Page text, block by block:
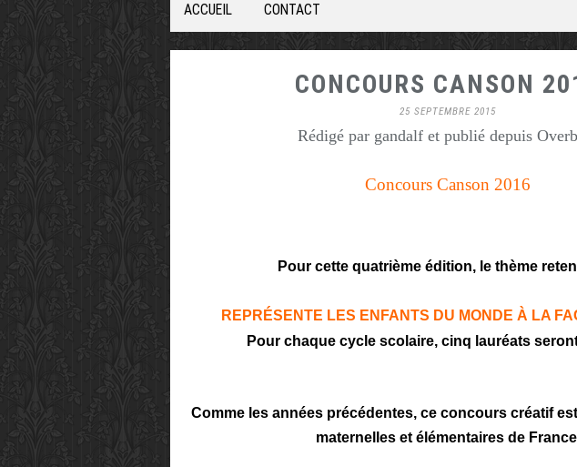
ACCUEIL CONTACT
CONCOURS CANSON
25 SEPTEMBRE 2015
Rédigé par gandalf et publié depuis
Concours Canson 2016
Pour cette quatrième édition, le thème
REPRÉSENTE LES ENFANTS DU MONDE À LA
Pour chaque cycle scolaire, cinq lauréats
Comme les années précédentes, ce concours créatif
maternelles et élémentaires de